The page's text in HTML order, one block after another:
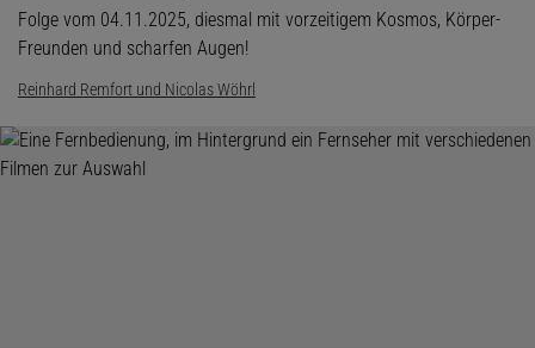
Folge vom 04.11.2025, diesmal mit vorzeitigem Kosmos, Körper-
Freunden und scharfen Augen!
Reinhard Remfort und Nicolas Wöhrl